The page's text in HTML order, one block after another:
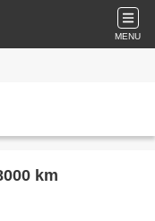
MENU
km